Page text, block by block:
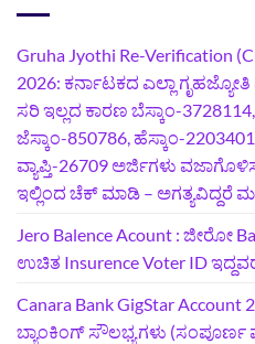
Gruha Jyothi Re-Verification
2026: ಕರ್ನಾಟಕದ ಎಲ್ಲಾ
ಸರಿ ಇಲ್ಲದ ಕಾರಣ ಬೆಸ್ಕಾಂ-
ಜೆಸ್ಕಾಂ-850786, ಹೆಸ್ಕಾಂ-
ವ್ಯಾಪ್ತಿ-26709 ಅರ್ಜಿಗಳು
ಇಲ್ಲಿಂದ ಚೆಕ್ ಮಾಡಿ – ಅಗತ್ಯವಿದ್ದರೆ
Jero Balence Acount : ಜೀರೋ
ಉಚಿತ Insurence Voter ID
Canara Bank GigStar
ಬ್ಯಾಂಕಿಂಗ್ ಸೌಲಭ್ಯಗಳು (ಸಂಪೂರ್ಣ